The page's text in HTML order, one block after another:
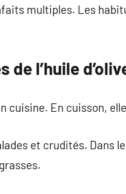
multiples. Les
l’huile
cuisine. En cuisson,
et crudités. Dans